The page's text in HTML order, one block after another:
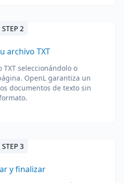
STEP 2
archivo TXT
TXT seleccionándolo o
OpenL garantiza un
documentos de texto sin
STEP 3
y finalizar